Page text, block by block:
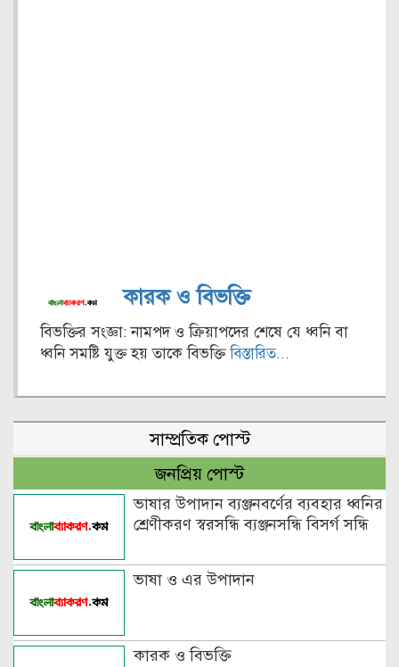
কারক ও বিভক্তি
বিভক্তির সংজ্ঞা: নামপদ ও ক্রিয়াপদের শেষে যে ধ্বনি বা
ধ্বনি সমষ্টি যুক্ত হয় তাকে বিভক্তিবিস্তারিত...
সাম্প্রতিক পোস্ট
জনপ্রিয় পোস্ট
ভাষার উপাদান ব্যঞ্জনবর্ণের ব্যবহার ধ্বনির
শ্রেণীকরণ স্বরসন্ধি ব্যঞ্জনসন্ধি বিসর্গ সন্ধি
ভাষা ও এর উপাদান
কারক ও বিভক্তি